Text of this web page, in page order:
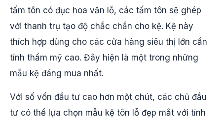
tấm tôn có đục hoa văn lỗ, các tấm tôn sẽ ghép
với thanh trụ tạo độ chắc chắn cho kệ. Kệ này
thích hợp dùng cho các cửa hàng siêu thị lớn cần
tính thẩm mỹ cao.​ Đây hiện là một trong những
mẫu kệ đáng mua nhất.
Với số vốn đầu tư cao hơn một chút, các chủ đầu
tư có thể lựa chọn mẫu kệ tôn lỗ đẹp mắt với tính